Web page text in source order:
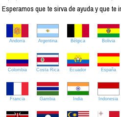
Esperamos que te sirva de ayuda y que te
Andorra Argentina Bélgica Bolivia
Colombia Costa Rica Ecuador España
Francia Gambia India Indonesia